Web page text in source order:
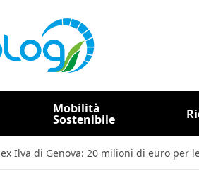
Mobilità
Sostenibile
ex Ilva di Genova: 20 milioni di euro per